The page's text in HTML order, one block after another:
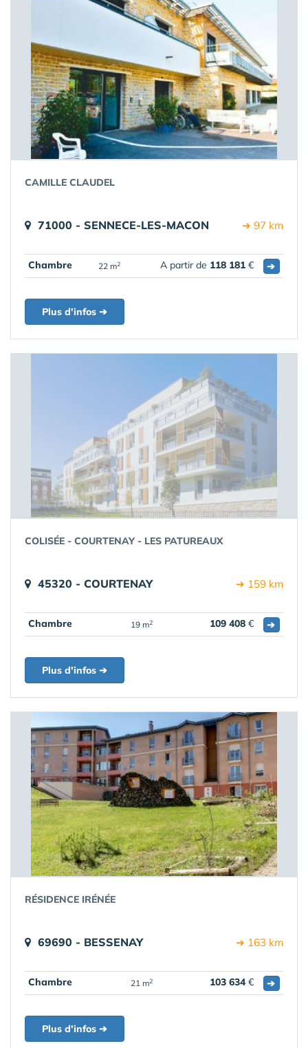
CAMILLE CLAUDEL
71000 - SENNECE-LES-MACON ➔ 97 km
Chambre 22 m2 A partir de 118 181 € ➔
Plus d'infos ➔
COLISÉE - COURTENAY - LES PATUREAUX
45320 - COURTENAY ➔ 159 km
Chambre 19 m2 109 408 € ➔
Plus d'infos ➔
RÉSIDENCE IRÉNÉE
69690 - BESSENAY ➔ 163 km
Chambre 21 m2 103 634€ ➔
Plus d'infos ➔